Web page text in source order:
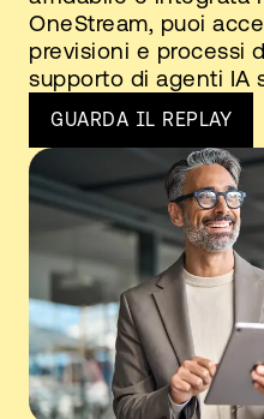
OneStream, puoi
previsioni e processi
supporto di agenti IA
GUARDA IL REPLAY